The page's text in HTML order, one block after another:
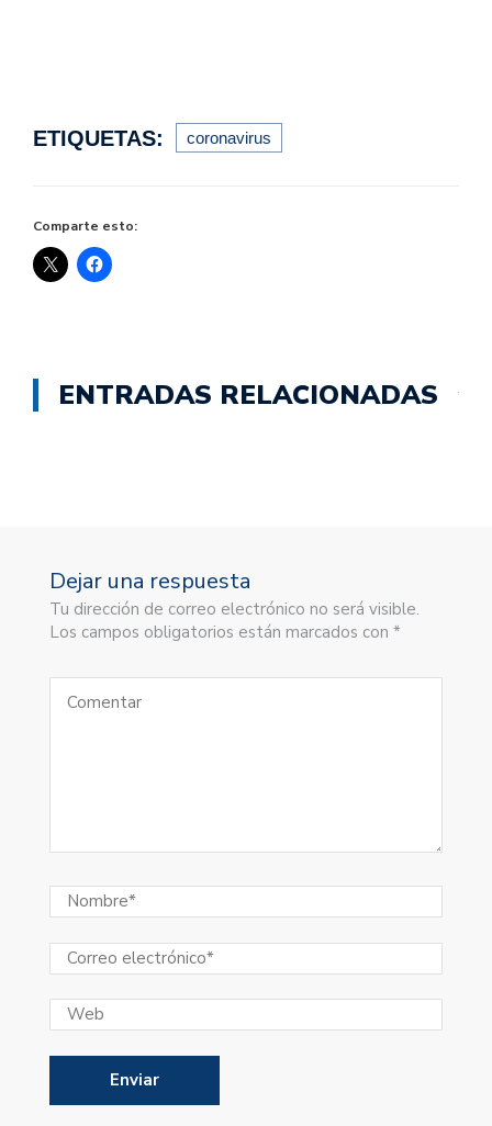
ETIQUETAS: coronavirus
Comparte esto:
ENTRADAS RELACIONADAS
Dejar una respuesta
Tu dirección de correo electrónico no será visible.
Los campos obligatorios están marcados con *